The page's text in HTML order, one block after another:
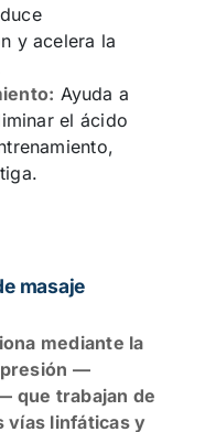
y acelera la
Ayuda a
el ácido
masaje
mediante la
presión —
que trabajan de
vías linfáticas y